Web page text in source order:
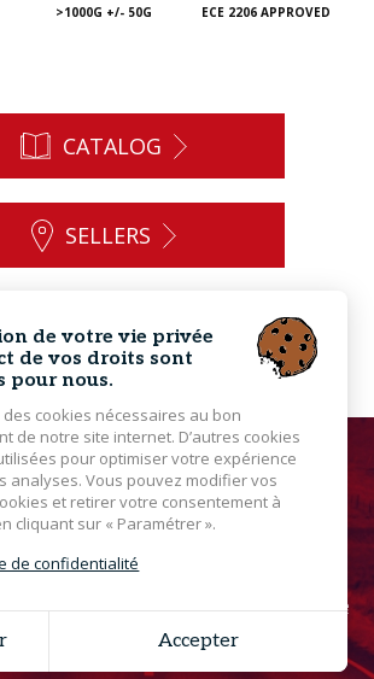
>1000G +/- 50G ECE 2206 APPROVED
CATALOG
SELLERS
CONTACT
rights reserved - Non-contractual photo -Legal Notice
Grouplive - Web Agency in Vannes
de votre vie privée
de vos droits sont
pour nous.
cookies nécessaires au bon
de notre site internet. D’autres cookies
pour optimiser votre expérience
analyses. Vous pouvez modifier vos
et retirer votre consentement à
cliquant sur « Paramétrer ».
de confidentialité
Accepter